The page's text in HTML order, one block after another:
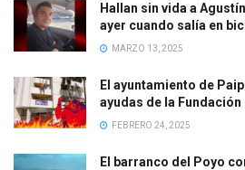
Hallan sin vida a
ayer cuando salía en
MARZO 13, 2025
El ayuntamiento de
ayudas de la
FEBRERO 24, 2025
El barranco del Poyo